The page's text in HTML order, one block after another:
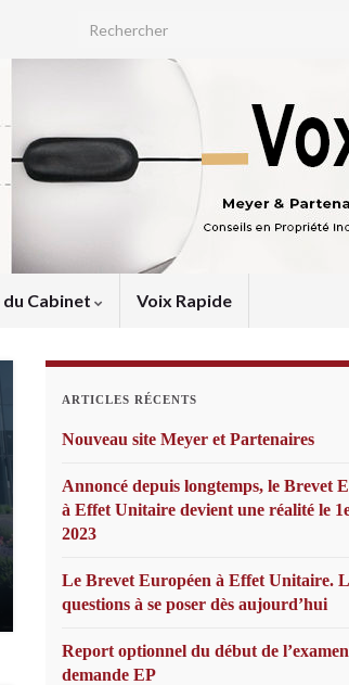
Search for:
Cabinet Voix Rapide
ARTICLES RÉCENTS
Nouveau site Meyer et Partenaires
Annoncé depuis longtemps, le Brevet
à Effet Unitaire devient une réalité le
2023
Le Brevet Européen à Effet Unitaire.
questions à se poser dès aujourd’hui
Report optionnel du début de
demande EP